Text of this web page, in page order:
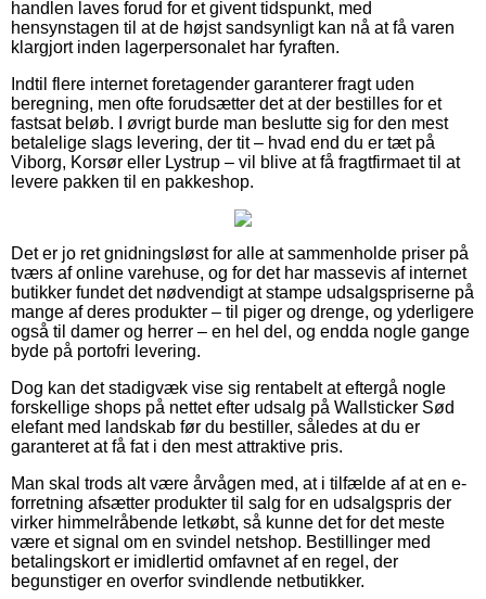
handlen laves forud for et givent tidspunkt, med
hensynstagen til at de højst sandsynligt kan nå at få varen
klargjort inden lagerpersonalet har fyraften.
Indtil flere internet foretagender garanterer fragt uden
beregning, men ofte forudsætter det at der bestilles for et
fastsat beløb. I øvrigt burde man beslutte sig for den mest
betalelige slags levering, der tit – hvad end du er tæt på
Viborg, Korsør eller Lystrup – vil blive at få fragtfirmaet til at
levere pakken til en pakkeshop.
Det er jo ret gnidningsløst for alle at sammenholde priser på
tværs af online varehuse, og for det har massevis af internet
butikker fundet det nødvendigt at stampe udsalgspriserne på
mange af deres produkter – til piger og drenge, og yderligere
også til damer og herrer – en hel del, og endda nogle gange
byde på portofri levering.
Dog kan det stadigvæk vise sig rentabelt at eftergå nogle
forskellige shops på nettet efter udsalg på Wallsticker Sød
elefant med landskab før du bestiller, således at du er
garanteret at få fat i den mest attraktive pris.
Man skal trods alt være årvågen med, at i tilfælde af at en e-
forretning afsætter produkter til salg for en udsalgspris der
virker himmelråbende letkøbt, så kunne det for det meste
være et signal om en svindel netshop. Bestillinger med
betalingskort er imidlertid omfavnet af en regel, der
begunstiger en overfor svindlende netbutikker.